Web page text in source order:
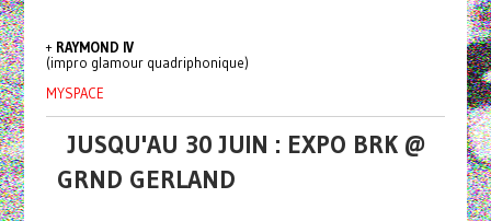
+ RAYMOND IV
(impro glamour quadriphonique)
MYSPACE
JUSQU'AU 30 JUIN : EXPO BRK @
GRND GERLAND